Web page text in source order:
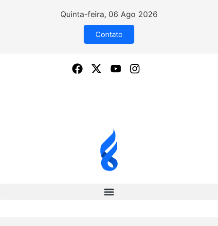
Quinta-feira, 06 Ago 2026
Contato